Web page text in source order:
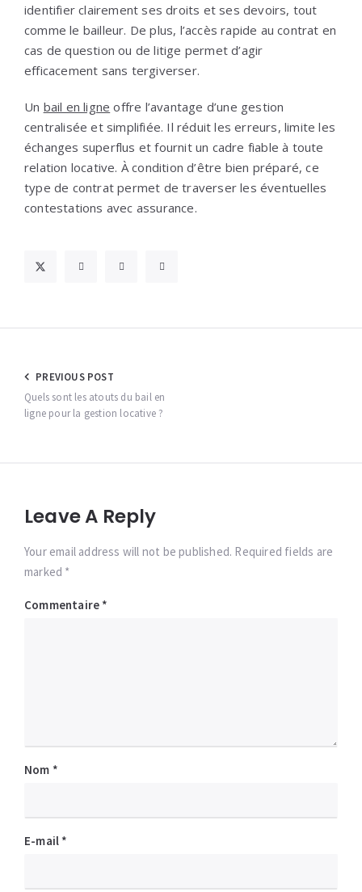
identifier clairement ses droits et ses devoirs, tout
comme le bailleur. De plus, l’accès rapide au contrat en
cas de question ou de litige permet d’agir
efficacement sans tergiverser.
Un bail en ligne offre l’avantage d’une gestion
centralisée et simplifiée. Il réduit les erreurs, limite les
échanges superflus et fournit un cadre fiable à toute
relation locative. À condition d’être bien préparé, ce
type de contrat permet de traverser les éventuelles
contestations avec assurance.
Navigation
de
l’article
PREVIOUS POST
Quels sont les atouts du bail en
ligne pour la gestion locative ?
Leave A Reply
Your email address will not be published. Required fields are
marked *
Commentaire *
Nom *
E-mail *